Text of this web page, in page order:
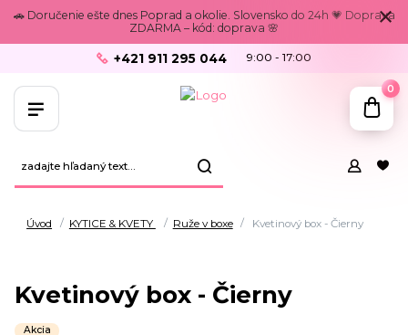
🚗 Doručenie ešte dnes Poprad a okolie. Slovensko do 24h 💗 Doprava
ZDARMA – kód: doprava 🌸
+421 911 295 044 9:00 - 17:00
0
Úvod KYTICE & KVETY Ruže v boxe Kvetinový box - Čierny
Kvetinový box - Čierny
Akcia